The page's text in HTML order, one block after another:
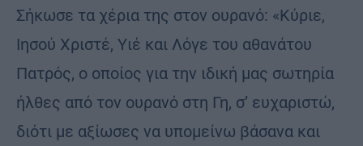
Σήκωσε τα χέρια της στον ουρανό: «Κύριε,
Ιησού Χριστέ, Υιέ και Λόγε του αθανάτου
Πατρός, ο οποίος για την ιδική μας σωτηρία
ήλθες από τον ουρανό στη Γη, σ’ ευχαριστώ,
διότι με αξίωσες να υπομείνω βάσανα και